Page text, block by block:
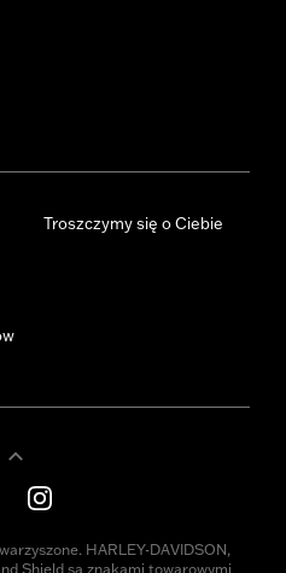
Troszczymy się o Ciebie
HARLEY-DAVIDSON,
Shield są znakami towarowymi